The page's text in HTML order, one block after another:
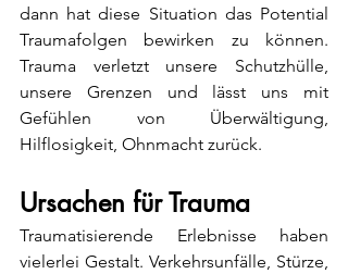
dann hat diese Situation das Potential
Traumafolgen bewirken zu können.
Trauma verletzt unsere Schutzhülle,
unsere Grenzen und lässt uns mit
Gefühlen von Überwältigung,
Hilflosigkeit, Ohnmacht zurück.
Ursachen für Trauma
Traumatisierende Erlebnisse haben
vielerlei Gestalt. Verkehrsunfälle, Stürze,